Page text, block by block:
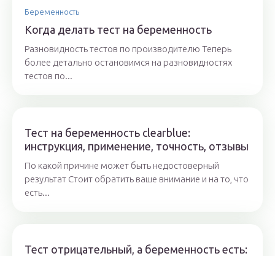
Беременность
Когда делать тест на беременность
Разновидность тестов по производителю Теперь
более детально остановимся на разновидностях
тестов по...
Тест на беременность clearblue:
инструкция, применение, точность, отзывы
По какой причине может быть недостоверный
результат Стоит обратить ваше внимание и на то, что
есть...
Тест отрицательный, а беременность есть: